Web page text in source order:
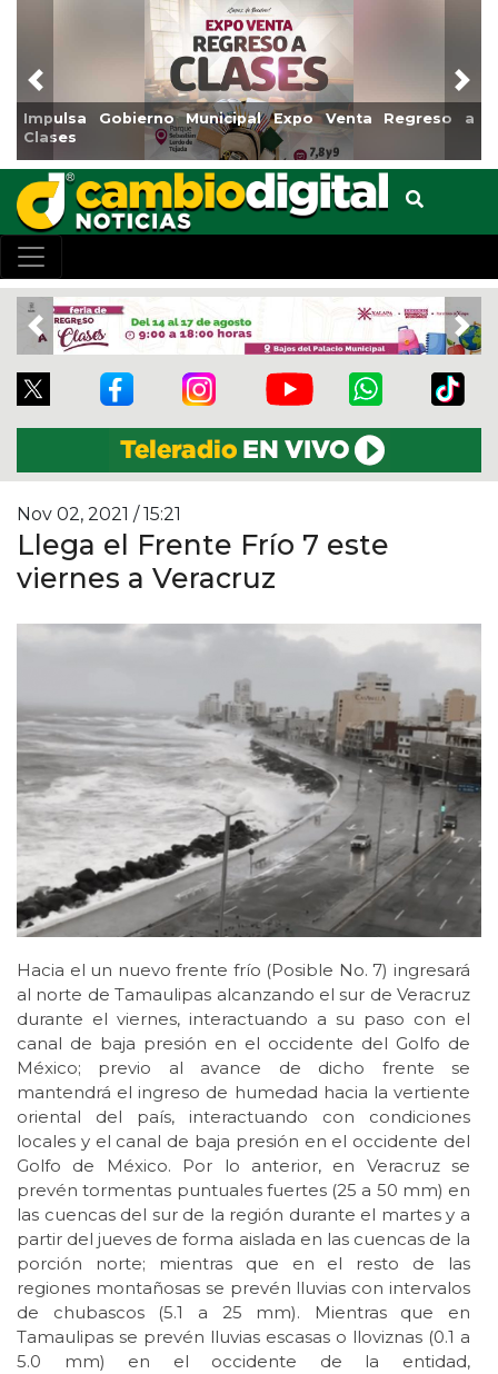
Gobierno Municipal Expo Venta Regreso a
Previous
Previous
Nov 02, 2021 / 15:21
Llega el Frente Frío 7 este
viernes a Veracruz
Hacia el un nuevo frente frío (Posible No. 7) ingresará
al norte de Tamaulipas alcanzando el sur de Veracruz
durante el viernes, interactuando a su paso con el
canal de baja presión en el occidente del Golfo de
México; previo al avance de dicho frente se
mantendrá el ingreso de humedad hacia la vertiente
oriental del país, interactuando con condiciones
locales y el canal de baja presión en el occidente del
Golfo de México. Por lo anterior, en Veracruz se
prevén tormentas puntuales fuertes (25 a 50 mm) en
las cuencas del sur de la región durante el martes y a
partir del jueves de forma aislada en las cuencas de la
porción norte; mientras que en el resto de las
regiones montañosas se prevén lluvias con intervalos
de chubascos (5.1 a 25 mm). Mientras que en
Tamaulipas se prevén lluvias escasas o lloviznas (0.1 a
5.0 mm) en el occidente de la entidad,